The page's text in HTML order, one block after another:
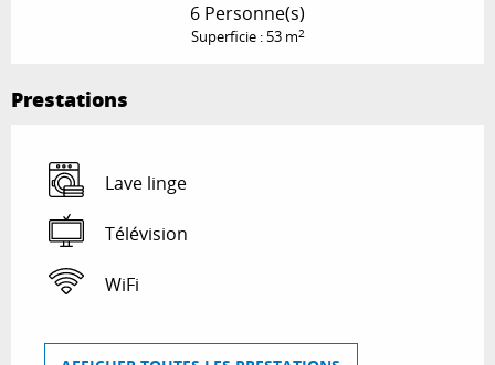
6 Personne(s)
Superficie : 53 m2
Prestations
Lave linge
Télévision
WiFi